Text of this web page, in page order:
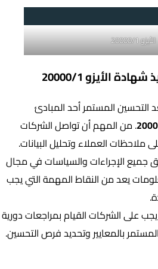
الأيزو 20000/1
الأيزو 20000/1
التحسين المستمر أحد المبادئ
. من المهم أن تواصل الشركات
ملاحظات العملاء وتحليل البيانات.
جميع الإجراءات والسياسات في مجال
يعد من النقاط المهمة التي يجب
على الشركات القيام بمراجعات دورية
المستمر بالمعايير وتحديد فرص التحسين.